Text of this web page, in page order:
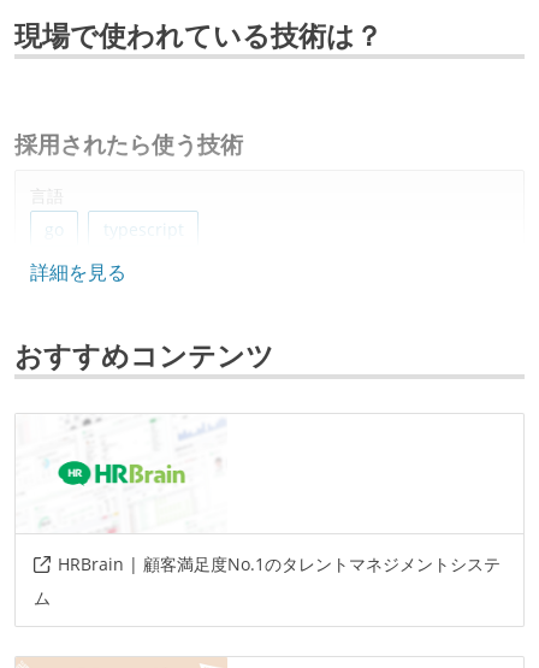
現場で使われている技術は？
採用されたら使う技術
言語
go
typescript
フレームワーク
プロジェクト管理
github
その他
その他、現場で使われている技術
詳細を見る
おすすめコンテンツ
HRBrain | 顧客満足度No.1のタレントマネジメントシステ
ム